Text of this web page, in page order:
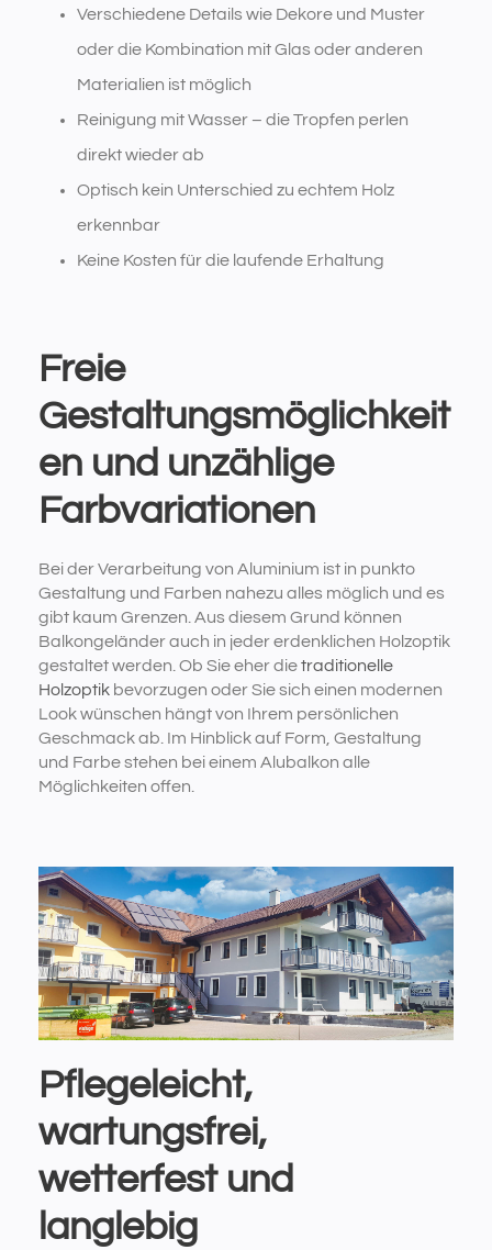
Verschiedene Details wie Dekore und Muster
oder die Kombination mit Glas oder anderen
Materialien ist möglich
Reinigung mit Wasser – die Tropfen perlen
direkt wieder ab
Optisch kein Unterschied zu echtem Holz
erkennbar
Keine Kosten für die laufende Erhaltung
Freie
Gestaltungsmöglichkeit
en und unzählige
Farbvariationen
Bei der Verarbeitung von Aluminium ist in punkto
Gestaltung und Farben nahezu alles möglich und es
gibt kaum Grenzen. Aus diesem Grund können
Balkongeländer auch in jeder erdenklichen Holzoptik
gestaltet werden. Ob Sie eher dietraditionelle
Holzoptik bevorzugen oder Sie sich einen modernen
Look wünschen hängt von Ihrem persönlichen
Geschmack ab. Im Hinblick auf Form, Gestaltung
und Farbe stehen bei einem Alubalkon alle
Möglichkeiten offen.
Pflegeleicht,
wartungsfrei,
wetterfest und
langlebig